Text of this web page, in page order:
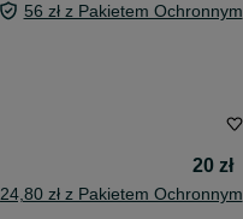
56 zł z Pakietem Ochronnym
20 zł
24,80 zł z Pakietem Ochronnym